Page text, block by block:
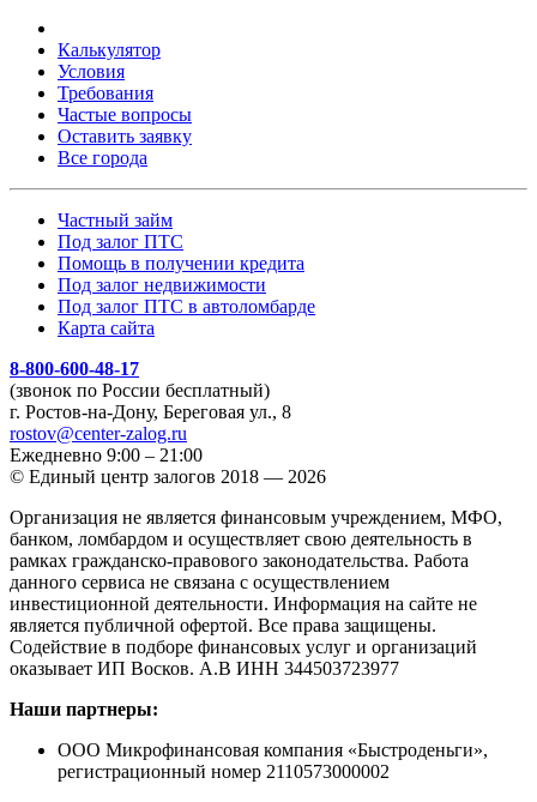
Калькулятор
Условия
Требования
Частые вопросы
Оставить заявку
Все города
Частный займ
Под залог ПТС
Помощь в получении кредита
Под залог недвижимости
Под залог ПТС в автоломбарде
Карта сайта
8-800-600-48-17
(звонок по России бесплатный)
г. Ростов-на-Дону, Береговая ул., 8
rostov@center-zalog.ru
Ежедневно 9:00 – 21:00
© Единый центр залогов 2018 — 2026
Организация не является финансовым учреждением, МФО,
банком, ломбардом и осуществляет свою деятельность в
рамках гражданско-правового законодательства. Работа
данного сервиса не связана с осуществлением
инвестиционной деятельности. Информация на сайте не
является публичной офертой. Все права защищены.
Содействие в подборе финансовых услуг и организаций
оказывает ИП Восков. А.В ИНН 344503723977
Наши партнеры:
ООО Микрофинансовая компания «Быстроденьги»,
регистрационный номер 2110573000002